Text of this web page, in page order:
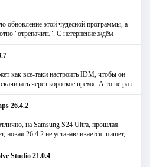
обновление этой чудесной программы, а
"отрепачить". С нетерпение ждём
как все-таки настроить IDM, чтобы он
через короткое время. А то не раз
26.4.2
на Samsung S24 Ultra, прошлая
новая 26.4.2 не устанавливается. пишет,
Studio 21.0.4